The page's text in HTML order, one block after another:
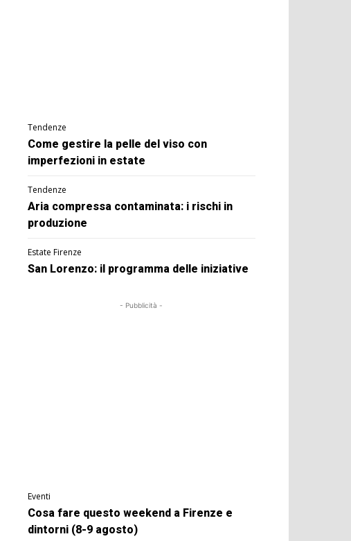
Tendenze
Come gestire la pelle del viso con
imperfezioni in estate
Tendenze
Aria compressa contaminata: i rischi in
produzione
Estate Firenze
San Lorenzo: il programma delle iniziative
- Pubblicità -
Eventi
Cosa fare questo weekend a Firenze e
dintorni (8-9 agosto)